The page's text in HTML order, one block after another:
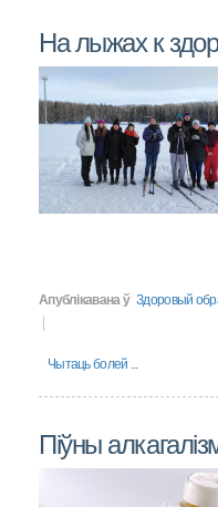
На лыжах к
Апублікавана ў Здоровый
Чытаць болей ...
Піўны